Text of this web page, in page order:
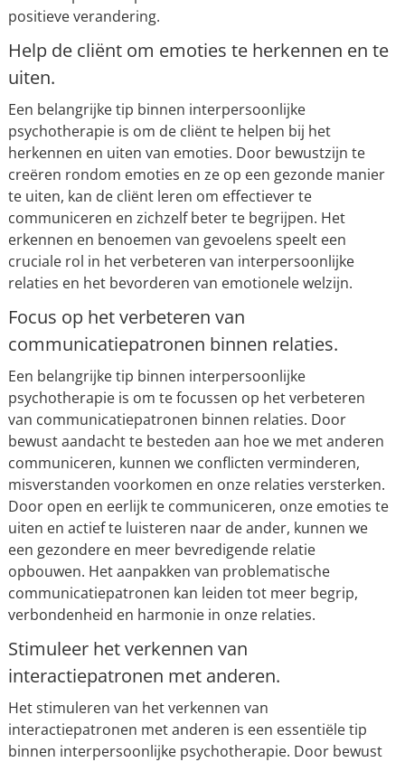
positieve verandering.
Help de cliënt om emoties te herkennen en te
uiten.
Een belangrijke tip binnen interpersoonlijke
psychotherapie is om de cliënt te helpen bij het
herkennen en uiten van emoties. Door bewustzijn te
creëren rondom emoties en ze op een gezonde manier
te uiten, kan de cliënt leren om effectiever te
communiceren en zichzelf beter te begrijpen. Het
erkennen en benoemen van gevoelens speelt een
cruciale rol in het verbeteren van interpersoonlijke
relaties en het bevorderen van emotionele welzijn.
Focus op het verbeteren van
communicatiepatronen binnen relaties.
Een belangrijke tip binnen interpersoonlijke
psychotherapie is om te focussen op het verbeteren
van communicatiepatronen binnen relaties. Door
bewust aandacht te besteden aan hoe we met anderen
communiceren, kunnen we conflicten verminderen,
misverstanden voorkomen en onze relaties versterken.
Door open en eerlijk te communiceren, onze emoties te
uiten en actief te luisteren naar de ander, kunnen we
een gezondere en meer bevredigende relatie
opbouwen. Het aanpakken van problematische
communicatiepatronen kan leiden tot meer begrip,
verbondenheid en harmonie in onze relaties.
Stimuleer het verkennen van
interactiepatronen met anderen.
Het stimuleren van het verkennen van
interactiepatronen met anderen is een essentiële tip
binnen interpersoonlijke psychotherapie. Door bewust